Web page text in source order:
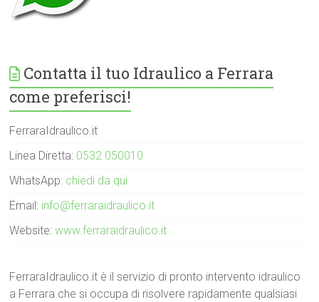
Contatta il tuo Idraulico a Ferrara
come preferisci!
FerraraIdraulico.it
Linea Diretta: 0532 050010
WhatsApp: chiedi da qui
Email: info@ferraraidraulico.it
Website:www.ferraraidraulico.it
FerraraIdraulico.it è il servizio di pronto intervento idraulico
a Ferrara che si occupa di risolvere rapidamente qualsiasi